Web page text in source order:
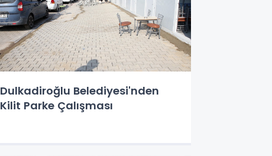
Dulkadiroğlu Belediyesi'nden
Kilit Parke Çalışması